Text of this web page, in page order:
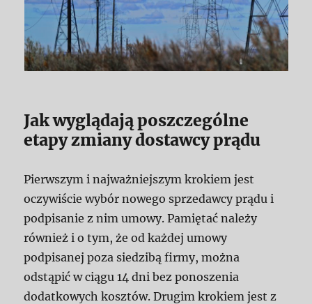
Jak wyglądają poszczególne
etapy zmiany dostawcy prądu
Pierwszym i najważniejszym krokiem jest
oczywiście wybór nowego sprzedawcy prądu i
podpisanie z nim umowy. Pamiętać należy
również i o tym, że od każdej umowy
podpisanej poza siedzibą firmy, można
odstąpić w ciągu 14 dni bez ponoszenia
dodatkowych kosztów. Drugim krokiem jest z